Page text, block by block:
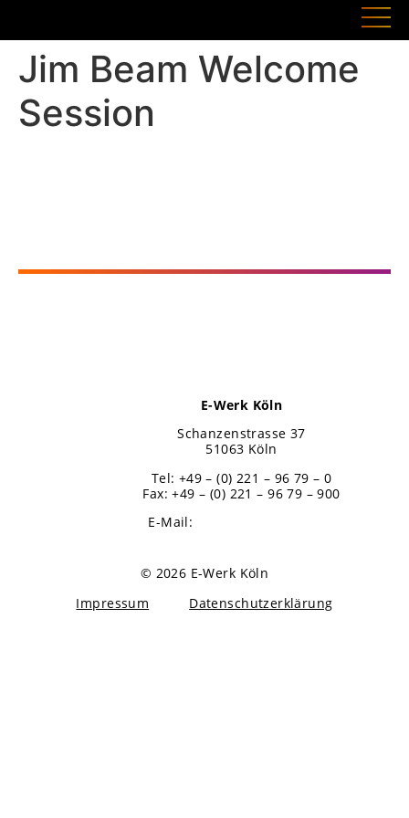
Jim Beam Welcome
Session
E-Werk Köln
Schanzenstrasse 37
51063 Köln
Tel: +49 – (0) 221 – 96 79 – 0
Fax: +49 – (0) 221 – 96 79 – 900
E-Mail:
© 2026 E-Werk Köln
Impressum
Datenschutzerklärung